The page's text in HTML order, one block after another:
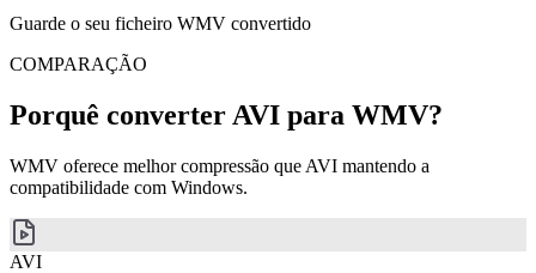
Guarde o seu ficheiro WMV convertido
COMPARAÇÃO
Porquê converter AVI para WMV?
WMV oferece melhor compressão que AVI mantendo a
compatibilidade com Windows.
AVI